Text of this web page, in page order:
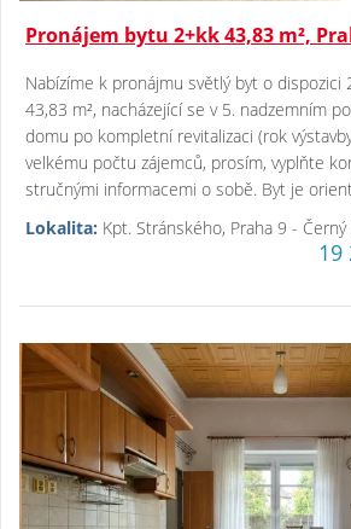
Pronájem bytu 2+kk 43,83 m²,
Nabízíme k pronájmu světlý byt o dispozici
43,83 m², nacházející se v 5. nadzemním
domu po kompletní revitalizaci (rok
velkému počtu zájemců, prosím, vyplňte
stručnými informacemi o sobě. Byt je
Lokalita: Kpt. Stránského, Praha 9 -
19